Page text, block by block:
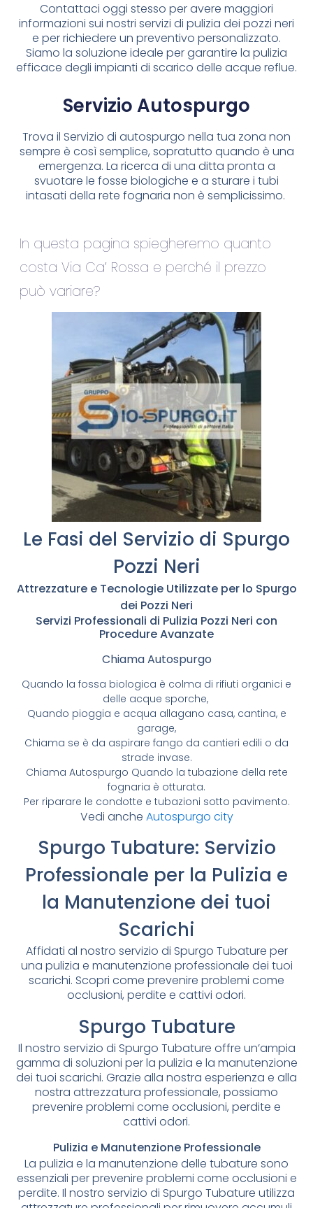
Contattaci oggi stesso per avere maggiori
informazioni sui nostri servizi di pulizia dei pozzi neri
e per richiedere un preventivo personalizzato.
Siamo la soluzione ideale per garantire la pulizia
efficace degli impianti di scarico delle acque reflue.
Servizio Autospurgo
Trova il Servizio di autospurgo nella tua zona non
sempre è così semplice, sopratutto quando è una
emergenza. La ricerca di una ditta pronta a
svuotare le fosse biologiche e a sturare i tubi
intasati della rete fognaria non è semplicissimo.
In questa pagina spiegheremo quanto
costa Via Ca’ Rossa e perché il prezzo
può variare?
Le Fasi del Servizio di Spurgo
Pozzi Neri
Attrezzature e Tecnologie Utilizzate per lo Spurgo
dei Pozzi Neri
Servizi Professionali di Pulizia Pozzi Neri con
Procedure Avanzate
Chiama Autospurgo
Quando la fossa biologica è colma di rifiuti organici e
delle acque sporche,
Quando pioggia e acqua allagano casa, cantina, e
garage,
Chiama se è da aspirare fango da cantieri edili o da
strade invase.
Chiama Autospurgo Quando la tubazione della rete
fognaria è otturata.
Per riparare le condotte e tubazioni sotto pavimento.
Vedi anche Autospurgo city
Spurgo Tubature: Servizio
Professionale per la Pulizia e
la Manutenzione dei tuoi
Scarichi
Affidati al nostro servizio di Spurgo Tubature per
una pulizia e manutenzione professionale dei tuoi
scarichi. Scopri come prevenire problemi come
occlusioni, perdite e cattivi odori.
Spurgo Tubature
Il nostro servizio di Spurgo Tubature offre un’ampia
gamma di soluzioni per la pulizia e la manutenzione
dei tuoi scarichi. Grazie alla nostra esperienza e alla
nostra attrezzatura professionale, possiamo
prevenire problemi come occlusioni, perdite e
cattivi odori.
Pulizia e Manutenzione Professionale
La pulizia e la manutenzione delle tubature sono
essenziali per prevenire problemi come occlusioni e
perdite. Il nostro servizio di Spurgo Tubature utilizza